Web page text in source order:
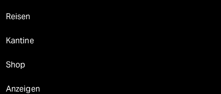
Reisen
Kantine
Shop
Anzeigen